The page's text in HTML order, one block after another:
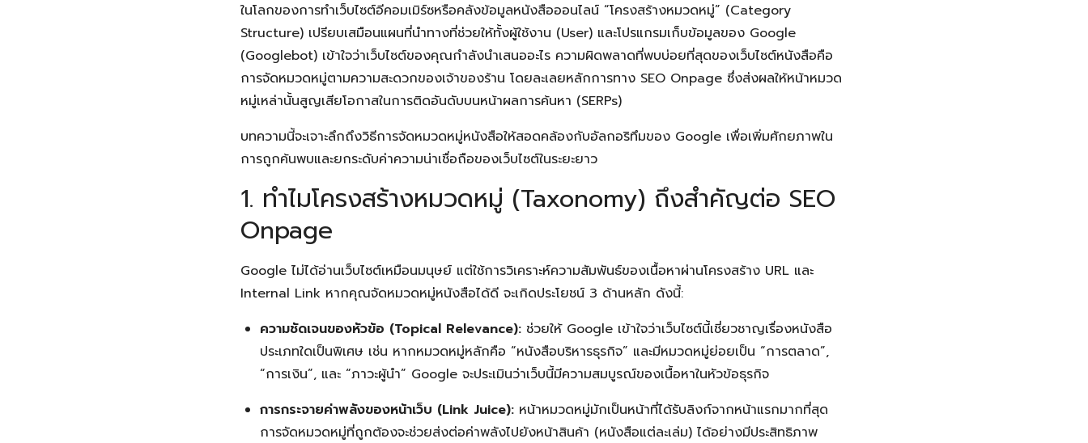
ในโลกของการทำเว็บไซต์อีคอมเมิร์ซหรือคลังข้อมูลหนังสือออนไลน์ “โครงสร้างหมวดหมู่” (Category
Structure) เปรียบเสมือนแผนที่นำทางที่ช่วยให้ทั้งผู้ใช้งาน (User) และโปรแกรมเก็บข้อมูลของ Google
(Googlebot) เข้าใจว่าเว็บไซต์ของคุณกำลังนำเสนออะไร ความผิดพลาดที่พบบ่อยที่สุดของเว็บไซต์หนังสือคือ
การจัดหมวดหมู่ตามความสะดวกของเจ้าของร้าน โดยละเลยหลักการทาง SEO Onpage ซึ่งส่งผลให้หน้าหมวด
หมู่เหล่านั้นสูญเสียโอกาสในการติดอันดับบนหน้าผลการค้นหา (SERPs)
บทความนี้จะเจาะลึกถึงวิธีการจัดหมวดหมู่หนังสือให้สอดคล้องกับอัลกอริทึมของ Google เพื่อเพิ่มศักยภาพใน
การถูกค้นพบและยกระดับค่าความน่าเชื่อถือของเว็บไซต์ในระยะยาว
1. ทำไมโครงสร้างหมวดหมู่ (Taxonomy) ถึงสำคัญต่อ SEO
Onpage
Google ไม่ได้อ่านเว็บไซต์เหมือนมนุษย์ แต่ใช้การวิเคราะห์ความสัมพันธ์ของเนื้อหาผ่านโครงสร้าง URL และ
Internal Link หากคุณจัดหมวดหมู่หนังสือได้ดี จะเกิดประโยชน์ 3 ด้านหลัก ดังนี้:
ความชัดเจนของหัวข้อ (Topical Relevance): ช่วยให้ Google เข้าใจว่าเว็บไซต์นี้เชี่ยวชาญเรื่องหนังสือ
ประเภทใดเป็นพิเศษ เช่น หากหมวดหมู่หลักคือ “หนังสือบริหารธุรกิจ” และมีหมวดหมู่ย่อยเป็น “การตลาด”,
“การเงิน”, และ “ภาวะผู้นำ” Google จะประเมินว่าเว็บนี้มีความสมบูรณ์ของเนื้อหาในหัวข้อธุรกิจ
การกระจายค่าพลังของหน้าเว็บ (Link Juice): หน้าหมวดหมู่มักเป็นหน้าที่ได้รับลิงก์จากหน้าแรกมากที่สุด
การจัดหมวดหมู่ที่ถูกต้องจะช่วยส่งต่อค่าพลังไปยังหน้าสินค้า (หนังสือแต่ละเล่ม) ได้อย่างมีประสิทธิภาพ